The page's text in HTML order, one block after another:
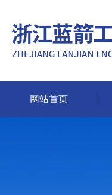
网站首页